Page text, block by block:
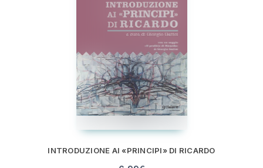
INTRODUZIONE AI «PRINCIPI» DI RICARDO